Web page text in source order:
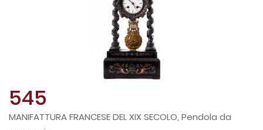
545
MANIFATTURA FRANCESE DEL XIX SECOLO, Pendola da